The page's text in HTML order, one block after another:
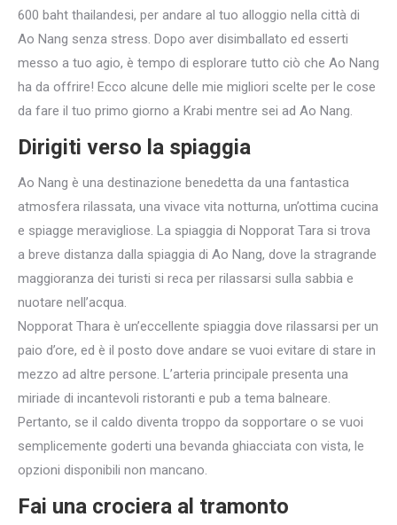
600 baht thailandesi, per andare al tuo alloggio nella città di
Ao Nang senza stress. Dopo aver disimballato ed esserti
messo a tuo agio, è tempo di esplorare tutto ciò che Ao Nang
ha da offrire! Ecco alcune delle mie migliori scelte per le cose
da fare il tuo primo giorno a Krabi mentre sei ad Ao Nang.
Dirigiti verso la spiaggia
Ao Nang è una destinazione benedetta da una fantastica
atmosfera rilassata, una vivace vita notturna, un’ottima cucina
e spiagge meravigliose. La spiaggia di Nopporat Tara si trova
a breve distanza dalla spiaggia di Ao Nang, dove la stragrande
maggioranza dei turisti si reca per rilassarsi sulla sabbia e
nuotare nell’acqua.
Nopporat Thara è un’eccellente spiaggia dove rilassarsi per un
paio d’ore, ed è il posto dove andare se vuoi evitare di stare in
mezzo ad altre persone. L’arteria principale presenta una
miriade di incantevoli ristoranti e pub a tema balneare.
Pertanto, se il caldo diventa troppo da sopportare o se vuoi
semplicemente goderti una bevanda ghiacciata con vista, le
opzioni disponibili non mancano.
Fai una crociera al tramonto